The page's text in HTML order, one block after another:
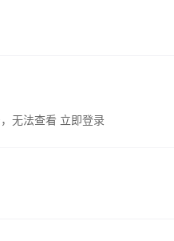
无法查看 立即登录